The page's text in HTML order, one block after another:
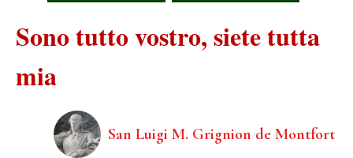
Sono tutto vostro, siete tutta
mia
San Luigi M. Grignion de Montfort